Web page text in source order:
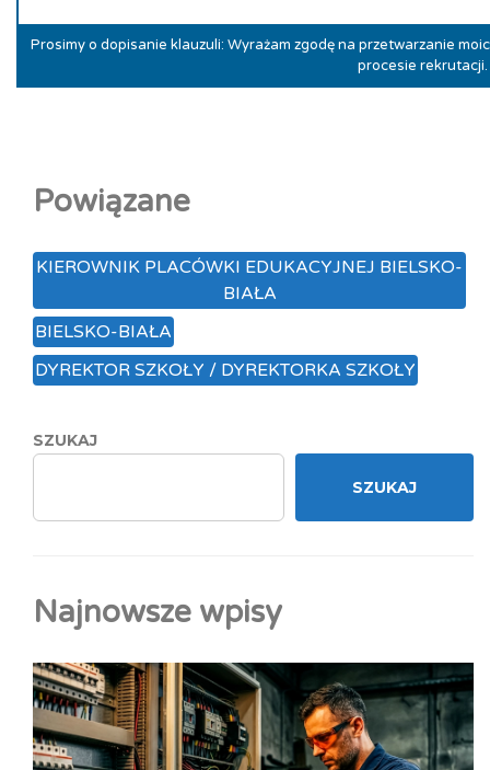
Prosimy o dopisanie klauzuli: Wyrażam zgodę na przetwarzanie
procesie rekrutacji.
Powiązane
KIEROWNIK PLACÓWKI EDUKACYJNEJ BIELSKO-
BIAŁA
BIELSKO-BIAŁA
DYREKTOR SZKOŁY / DYREKTORKA SZKOŁY
SZUKAJ
SZUKAJ
Najnowsze wpisy